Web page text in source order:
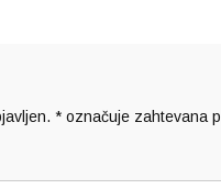
* označuje zahtevana